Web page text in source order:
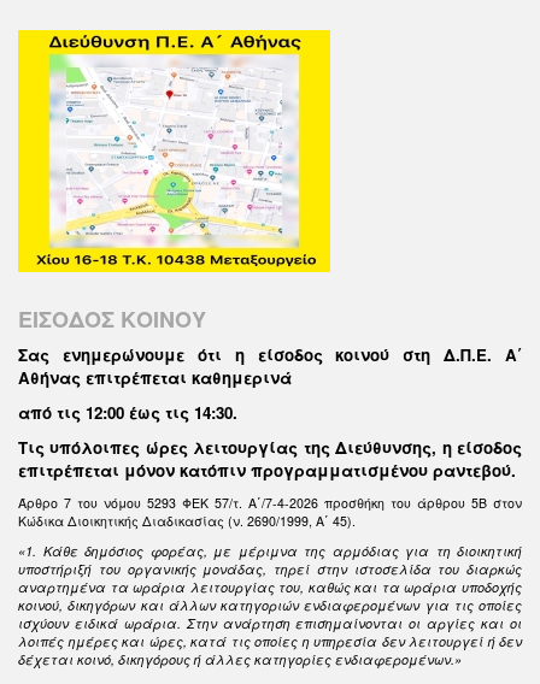
ΕΙΣΟΔΟΣ ΚΟΙΝΟΥ
Σας ενημερώνουμε ότι η είσοδος κοινού στη Δ.Π.Ε. Α΄
Αθήνας επιτρέπεται καθημερινά
από τις 12:00 έως τις 14:30.
Τις υπόλοιπες ώρες λειτουργίας της Διεύθυνσης, η είσοδος
επιτρέπεται μόνον κατόπιν προγραμματισμένου ραντεβού.
Άρθρο 7 του νόμου 5293 ΦΕΚ 57/τ. Α΄/7-4-2026 προσθήκη του άρθρου 5Β στον
Κώδικα Διοικητικής Διαδικασίας (ν. 2690/1999, Α΄ 45).
«1. Κάθε δημόσιος φορέας, με μέριμνα της αρμόδιας για τη διοικητική
υποστήριξή του οργανικής μονάδας, τηρεί στην ιστοσελίδα του διαρκώς
αναρτημένα τα ωράρια λειτουργίας του, καθώς και τα ωράρια υποδοχής
κοινού, δικηγόρων και άλλων κατηγοριών ενδιαφερομένων για τις οποίες
ισχύουν ειδικά ωράρια. Στην ανάρτηση επισημαίνονται οι αργίες και οι
λοιπές ημέρες και ώρες, κατά τις οποίες η υπηρεσία δεν λειτουργεί ή δεν
δέχεται κοινό, δικηγόρους ή άλλες κατηγορίες ενδιαφερομένων.»